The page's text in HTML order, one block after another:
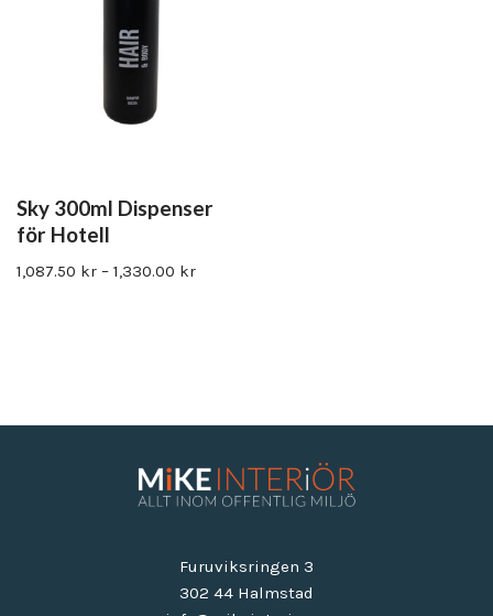
Sky 300ml Dispenser
för Hotell
1,087.50 kr – 1,330.00 kr
Furuviksringen 3
302 44 Halmstad